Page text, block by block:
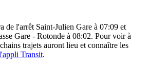
de l'arrêt Saint-Julien Gare à 07:09 et
Gare - Rotonde à 08:02. Pour voir à
trajets auront lieu et connaître les
Transit.